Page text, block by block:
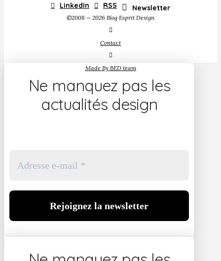
LinkedIn RSS Newsletter
©2008 — 2026 Blog Esprit Design
Contact
Made By BED team
Ne manquez pas les
actualités design